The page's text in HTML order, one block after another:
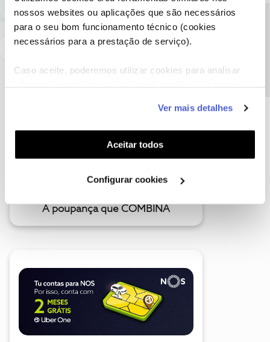
nossos websites ou aplicações que são necessários
para o seu bom funcionamento técnico (cookies
necessários para a prestação de serviço).
Caso aceite, poderemos utilizar cookies para analisar
funcionalidades (cookies de personalização e
funcionalidade) e adaptar anúncios aos seus interesses
(cookies de publicidade personalizada). Pode gerir a
utilização dos cookies clicando em "Configurar
Ver mais detalhes
Aceitar todos
Configurar cookies
A poupança que COMBINA